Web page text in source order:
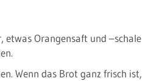
etwas Orangensaft und –schale
Wenn das Brot ganz frisch ist,